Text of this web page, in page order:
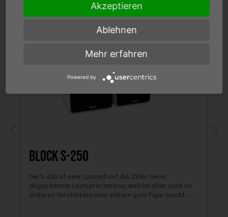
Block S-250
Die S-250 ist eine speziell auf die 250er Serie
abgestimmte Lautsprecherbox, welche aber auch an
anderen Verstärkern eine extrem gute Figur macht.
Akzeptieren
Ablehnen
Mehr erfahren
Powered by